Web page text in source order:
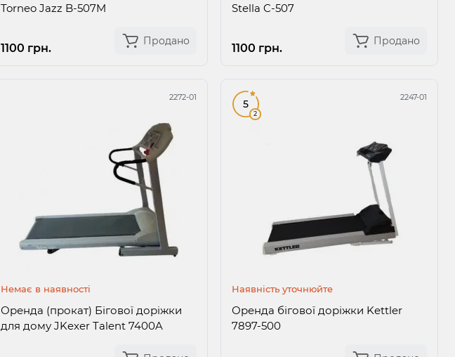
Torneo Jazz B-507M
1100 грн.
Продано
Stella C-507
1100 грн.
Продано
2272-01
Немає в наявності
Оренда (прокат) Бігової доріжки
для дому JKexer Talent 7400A
2247-01
5
2
Наявність уточнюйте
Оренда бігової доріжки Kettler
7897-500